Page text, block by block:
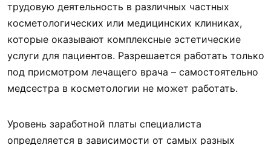
трудовую деятельность в различных частных
косметологических или медицинских клиниках,
которые оказывают комплексные эстетические
услуги для пациентов. Разрешается работать только
под присмотром лечащего врача – самостоятельно
медсестра в косметологии не может работать.
Уровень заработной платы специалиста
определяется в зависимости от самых разных